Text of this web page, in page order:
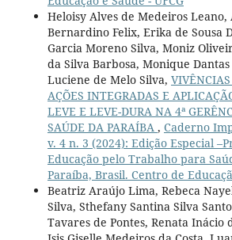
Heloisy Alves de Medeiros Leano,
Bernardino Felix, Erika de Sousa
Garcia Moreno Silva, Moniz
da Silva Barbosa, Monique
Luciene de Melo Silva,
AÇÕES INTEGRADAS E
LEVE E LEVE-DURA NA 4ª
SAÚDE DA PARAÍBA , Caderno
v. 4 n. 3 (2024): Edição Especial
Educação pelo Trabalho para
Paraíba, Brasil. Centro de
Beatriz Araújo Lima, Rebeca
Silva, Sthefany Santina Silva
Tavares de Pontes, Renata Inácio